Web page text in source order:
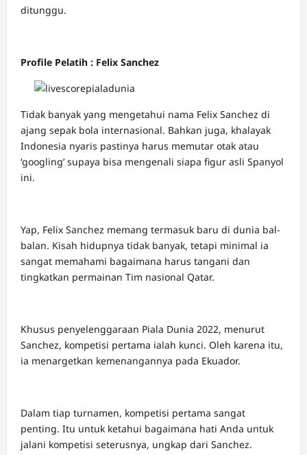
ditunggu.
Profile Pelatih : Felix Sanchez
Tidak banyak yang mengetahui nama Felix Sanchez di
ajang sepak bola internasional. Bahkan juga, khalayak
Indonesia nyaris pastinya harus memutar otak atau
‘googling’ supaya bisa mengenali siapa figur asli Spanyol
ini.
Yap, Felix Sanchez memang termasuk baru di dunia bal-
balan. Kisah hidupnya tidak banyak, tetapi minimal ia
sangat memahami bagaimana harus tangani dan
tingkatkan permainan Tim nasional Qatar.
Khusus penyelenggaraan Piala Dunia 2022, menurut
Sanchez, kompetisi pertama ialah kunci. Oleh karena itu,
ia menargetkan kemenangannya pada Ekuador.
Dalam tiap turnamen, kompetisi pertama sangat
penting. Itu untuk ketahui bagaimana hati Anda untuk
jalani kompetisi seterusnya, ungkap dari Sanchez.